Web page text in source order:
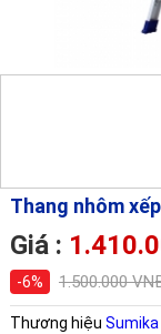
Thang nhôm
Giá :
-6%
1.500.000
Thương hiệu Sumika